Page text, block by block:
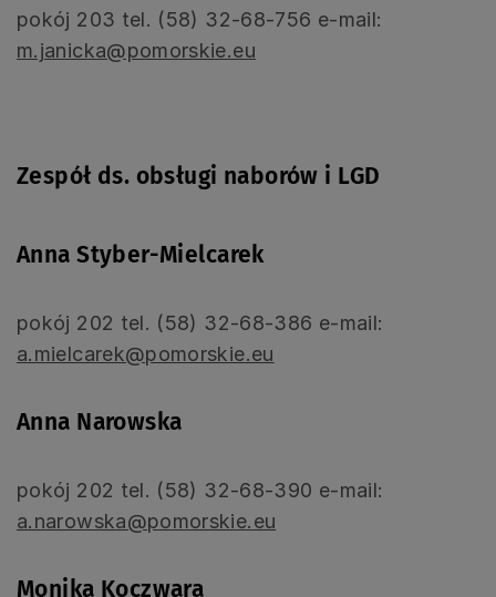
pokój 203 tel. (58) 32-68-756 e-mail:
m.janicka@pomorskie.eu
Zespół ds. obsługi naborów i LGD
Anna Styber-Mielcarek
pokój 202 tel. (58) 32-68-386 e-mail:
a.mielcarek@pomorskie.eu
Anna Narowska
pokój 202 tel. (58) 32-68-390 e-mail:
a.narowska@pomorskie.eu
Monika Koczwara